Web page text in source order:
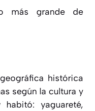
más grande de
histórica
según la cultura y
yaguareté,